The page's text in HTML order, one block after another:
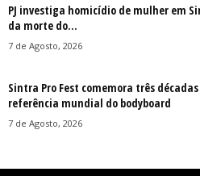
PJ investiga homicídio de mulher em
da morte do...
7 de Agosto, 2026
Sintra Pro Fest comemora três
referência mundial do bodyboard
7 de Agosto, 2026